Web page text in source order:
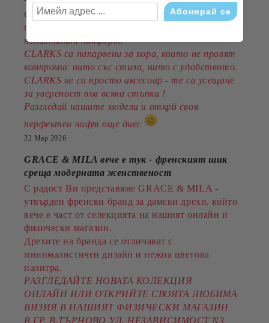
Открийте обувките, които съчетават
британска класика, съвременен дизайн и
ненадминат комфорт.
CLARKS са напарвени за хора, които не правят
компромис нито със стила, нито с удобството.
CLARKS не са просто аксесоар - те са усещане
за увереност във всяка стъпка !
Разгледай нашите модели и открй своя
перфектен чифт още днес
22 Мар 2026
GRACE & MILA вече е тук - френският шик
среща модерната женственост
С радост Ви представяме GRACE & MILA -
утвърден френски бранд за дамски дрехи, който
вече е част от селекцията на нашият онлайн и
физически магазин.
Дрехите на бранда се отличават с
минималистичен дизайн и нежна цветова
палитра.
РАЗГЛЕДАЙТЕ НОВАТА КОЛЕКЦИЯ
ОНЛАЙН ИЛИ ОТКРИЙТЕ СВОЯТА ЛЮБИМА
ВИЗИЯ В НАШИЯТ ФИЗИЧЕСКИ МАГАЗИН
В ГР. В.ТЪРНОВО УЛ. НЕЗАВИСИМОСТ N3